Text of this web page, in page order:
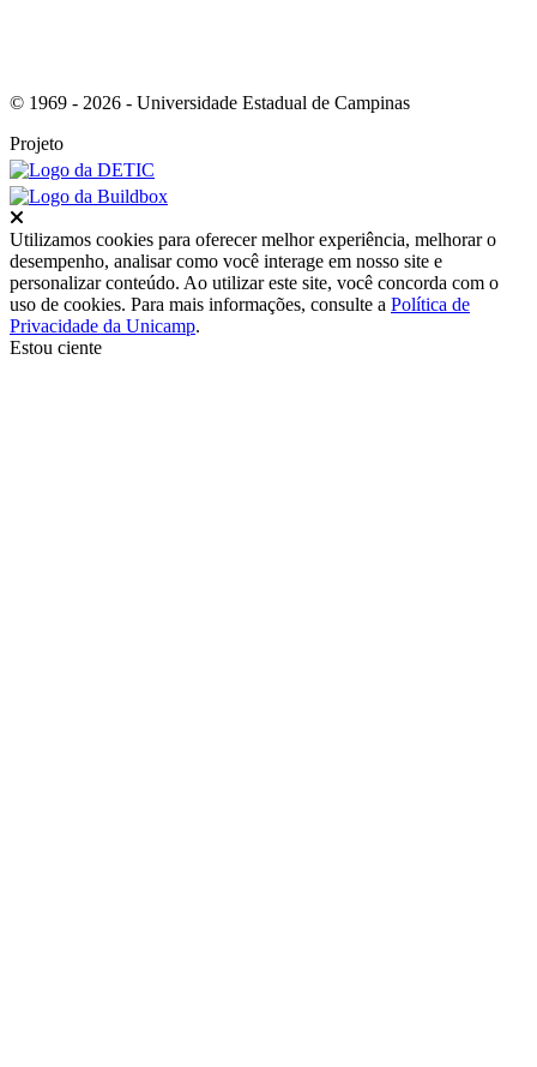
© 1969 - 2026 - Universidade Estadual de Campinas
Projeto
Utilizamos cookies para oferecer melhor experiência, melhorar o
desempenho, analisar como você interage em nosso site e
personalizar conteúdo. Ao utilizar este site, você concorda com o
uso de cookies. Para mais informações, consulte a Política de
Privacidade da Unicamp.
Estou ciente